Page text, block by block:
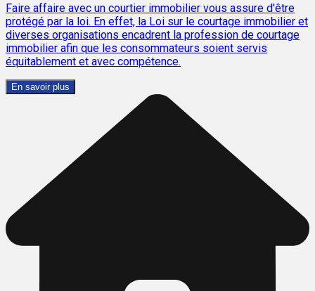
Faire affaire avec un courtier immobilier vous assure d'être
protégé par la loi. En effet, la Loi sur le courtage immobilier et
diverses organisations encadrent la profession de courtage
immobilier afin que les consommateurs soient servis
équitablement et avec compétence.
En savoir plus